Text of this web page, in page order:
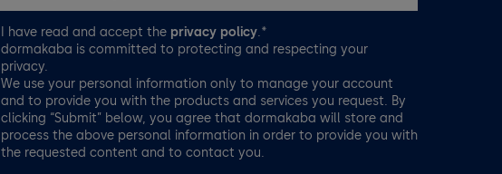
I have read and accept the privacy policy.*
dormakaba is committed to protecting and respecting your
privacy.
We use your personal information only to manage your account
and to provide you with the products and services you request. By
clicking “Submit” below, you agree that dormakaba will store and
process the above personal information in order to provide you with
the requested content and to contact you.